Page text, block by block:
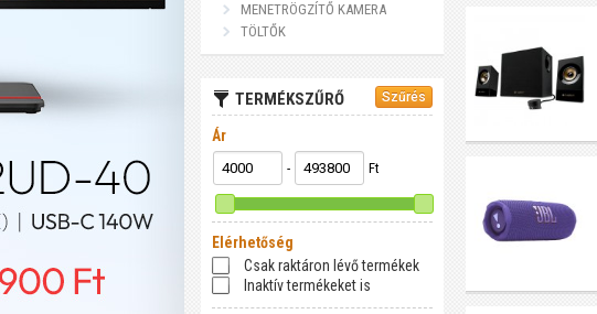
MENETRÖGZÍTŐ KAMERA
TÖLTŐK
TERMÉKSZŰRŐ
Ár
- Ft
Elérhetőség
Csak raktáron lévő termékek
Inaktív termékeket is